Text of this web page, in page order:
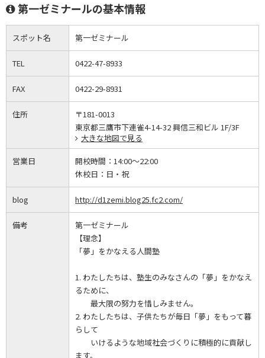
第一ゼミナールの基本情報
スポット名 第一ゼミナール
TEL 0422-47-8933
FAX 0422-29-8931
住所
〒181-0013
東京都三鷹市下連雀4-14-32 興信三和ビル 1F/3F
大きな地図で見る
営業日 開校時間： 14:00～22:00
休校日： 日・祝
blog http://d1zemi.blog25.fc2.com/
備考
第一ゼミナール
【理念】
「夢」をかなえる人間塾
1. わたしたちは、塾生のみなさんの「夢」をかなえ
るために、
最大限の努力を惜しみません。
2. わたしたちは、子供たちが毎日「夢」をもって暮
らして
いけるような地域社会づくりに積極的に貢献し
ます。